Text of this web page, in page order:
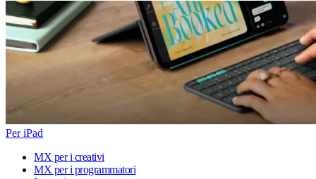
Per iPad
MX per i creativi
MX per i programmatori